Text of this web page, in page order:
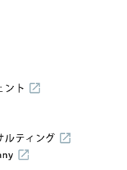
ント
ルティング